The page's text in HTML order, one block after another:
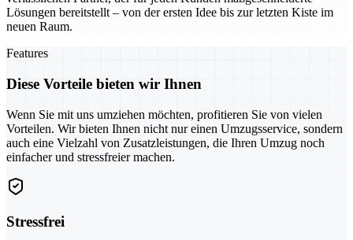
Lösungen bereitstellt – von der ersten Idee bis zur letzten Kiste im
neuen Raum.
Features
Diese Vorteile bieten wir Ihnen
Wenn Sie mit uns umziehen möchten, profitieren Sie von vielen
Vorteilen. Wir bieten Ihnen nicht nur einen Umzugsservice, sondern
auch eine Vielzahl von Zusatzleistungen, die Ihren Umzug noch
einfacher und stressfreier machen.
Stressfrei